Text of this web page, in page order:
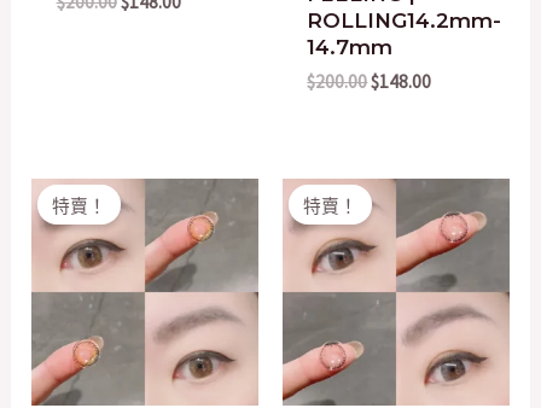
ROLLING14.2mm-
14.7mm
$200.00$148.00
特賣！
price
was:
$200.00.
Current
price
is:
$20.00.
特賣！
Original
price
was:
$200.00.
Current
price
is:
$20.00.